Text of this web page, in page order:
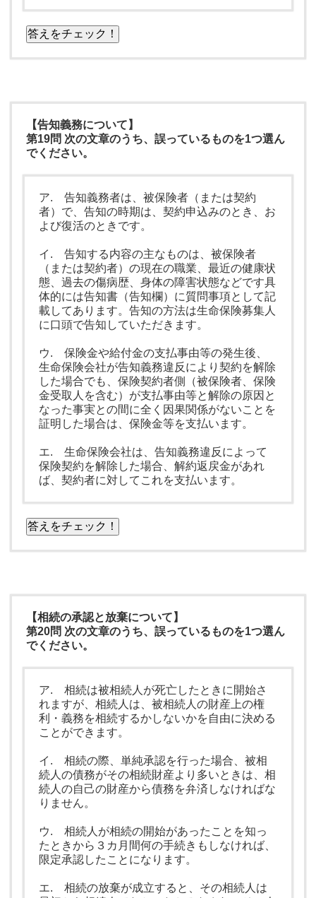
答えをチェック！
【告知義務について】
第19問 次の文章のうち、誤っているものを1つ選ん
でください。
ア. 告知義務者は、被保険者（または契約
者）で、告知の時期は、契約申込みのとき、お
よび復活のときです。
イ. 告知する内容の主なものは、被保険者
（または契約者）の現在の職業、最近の健康状
態、過去の傷病歴、身体の障害状態などです具
体的には告知書（告知欄）に質問事項として記
載してあります。告知の方法は生命保険募集人
に口頭で告知していただきます。
ウ. 保険金や給付金の支払事由等の発生後、
生命保険会社が告知義務違反により契約を解除
した場合でも、保険契約者側（被保険者、保険
金受取人を含む）が支払事由等と解除の原因と
なった事実との間に全く因果関係がないことを
証明した場合は、保険金等を支払います。
エ. 生命保険会社は、告知義務違反によって
保険契約を解除した場合、解約返戻金があれ
ば、契約者に対してこれを支払います。
答えをチェック！
【相続の承認と放棄について】
第20問 次の文章のうち、誤っているものを1つ選ん
でください。
ア. 相続は被相続人が死亡したときに開始さ
れますが、相続人は、被相続人の財産上の権
利・義務を相続するかしないかを自由に決める
ことができます。
イ. 相続の際、単純承認を行った場合、被相
続人の債務がその相続財産より多いときは、相
続人の自己の財産から債務を弁済しなければな
りません。
ウ. 相続人が相続の開始があったことを知っ
たときから３カ月間何の手続きもしなければ、
限定承認したことになります。
エ. 相続の放棄が成立すると、その相続人は